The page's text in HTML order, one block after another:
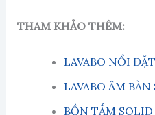
THAM KHẢO THÊM:
LAVABO NỔI
LAVABO ÂM BÀN
BỒN TẮM SOLID